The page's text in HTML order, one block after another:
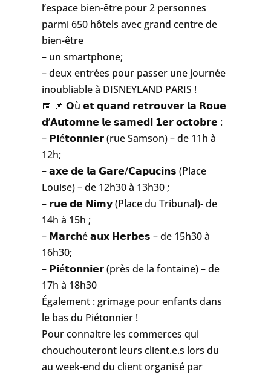
l’espace bien-être pour 2 personnes
parmi 650 hôtels avec grand centre de
bien-être
– un smartphone;
– deux entrées pour passer une journée
inoubliable à DISNEYLAND PARIS !
📅 📌 𝗢ù 𝗲𝘁 𝗾𝘂𝗮𝗻𝗱 𝗿𝗲𝘁𝗿𝗼𝘂𝘃𝗲𝗿 𝗹𝗮 𝗥𝗼𝘂𝗲
𝗱’𝗔𝘂𝘁𝗼𝗺𝗻𝗲 𝗹𝗲 𝘀𝗮𝗺𝗲𝗱𝗶 𝟭𝗲𝗿 𝗼𝗰𝘁𝗼𝗯𝗿𝗲 :
– 𝗣𝗶é𝘁𝗼𝗻𝗻𝗶𝗲𝗿 (rue Samson) – de 11h à
12h;
– 𝗮𝘅𝗲 𝗱𝗲 𝗹𝗮 𝗚𝗮𝗿𝗲/𝗖𝗮𝗽𝘂𝗰𝗶𝗻𝘀 (Place
Louise) – de 12h30 à 13h30 ;
– 𝗿𝘂𝗲 𝗱𝗲 𝗡𝗶𝗺𝘆 (Place du Tribunal)- de
14h à 15h ;
– 𝗠𝗮𝗿𝗰𝗵é 𝗮𝘂𝘅 𝗛𝗲𝗿𝗯𝗲𝘀 – de 15h30 à
16h30;
– 𝗣𝗶é𝘁𝗼𝗻𝗻𝗶𝗲𝗿 (près de la fontaine) – de
17h à 18h30
Également : grimage pour enfants dans
le bas du Piétonnier !
Pour connaitre les commerces qui
chouchouteront leurs client.e.s lors du
au week-end du client organisé par